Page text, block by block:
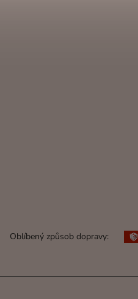
Oblíbený způsob dopravy: